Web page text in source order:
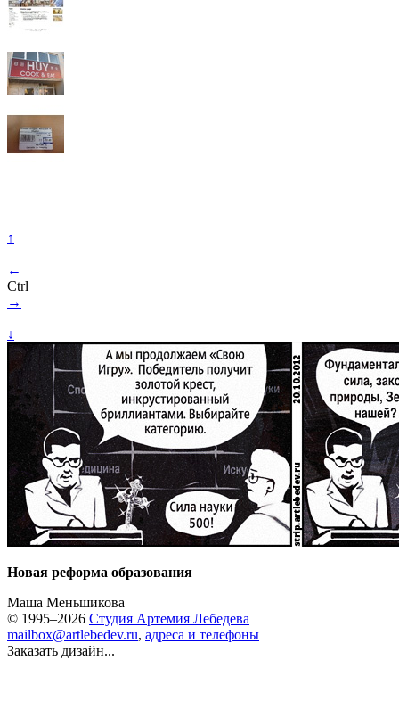
↑
←
Ctrl
→
↓
Новая реформа образования
Маша Меньшикова
© 1995–2026 Студия Артемия Лебедева
mailbox@artlebedev.ru, адреса и телефоны
Заказать дизайн...